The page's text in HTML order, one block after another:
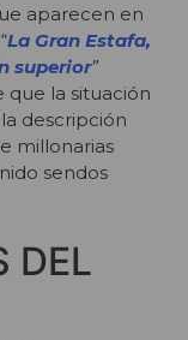
aparecen en
La Gran Estafa,
superior”
que la situación
descripción
millonarias
sendos
DEL